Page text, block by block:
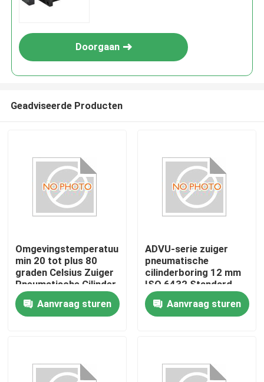
Huis
Producten
Over ons
Doorgaan
Geadviseerde Producten
Omgevingstemperatuur
min 20 tot plus 80
graden Celsius Zuiger
Pneumatische Cilinder
ISO 6432 standaard
dubbelwerkend
pneumatisch apparaat
Aanvraag sturen
ADVU-serie zuiger
pneumatische
cilinderboring 12 mm
ISO 6432 Standard
Precision Engineered
Industrial Automation
Solution
Aanvraag sturen